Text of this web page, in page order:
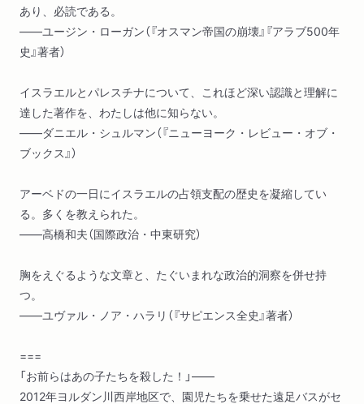
あり、必読である。
――ユージン・ローガン（『オスマン帝国の崩壊』『アラブ500年
史』著者）
イスラエルとパレスチナについて、これほど深い認識と理解に
達した著作を、わたしは他に知らない。
――ダニエル・シュルマン（『ニューヨーク・レビュー・オブ・
ブックス』）
アーベドの一日にイスラエルの占領支配の歴史を凝縮してい
る。多くを教えられた。
――高橋和夫（国際政治・中東研究）
胸をえぐるような文章と、たぐいまれな政治的洞察を併せ持
つ。
――ユヴァル・ノア・ハラリ（『サピエンス全史』著者）
===
「お前らはあの子たちを殺した！」――
2012年ヨルダン川西岸地区で、園児たちを乗せた遠足バスがセ